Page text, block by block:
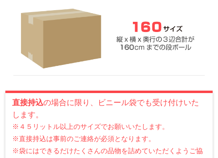
直接持込の場合に限り、ビニール袋でも受け付けいた
します。
※４５リットル以上のサイズでお願いいたします。
※直接持込は事前のご連絡が必須となります。
※袋にはできるだけたくさんの品物を詰めていただくようご協